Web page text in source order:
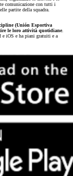
comunicazione con tutti i
partite della squadra.
(Unión Esportiva
le loro attività quotidiane.
e iOS e ha piani gratuiti e a